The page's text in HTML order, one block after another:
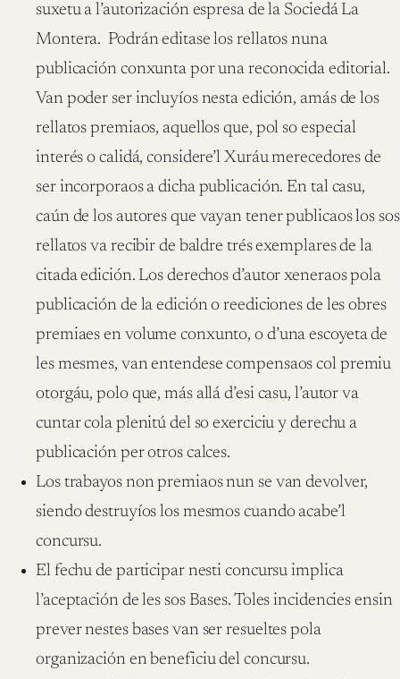
suxetu a l’autorización espresa de la Sociedá La
Montera. Podrán editase los rellatos nuna
publicación conxunta por una reconocida editorial.
Van poder ser incluyíos nesta edición, amás de los
rellatos premiaos, aquellos que, pol so especial
interés o calidá, considere’l Xuráu merecedores de
ser incorporaos a dicha publicación. En tal casu,
caún de los autores que vayan tener publicaos los sos
rellatos va recibir de baldre trés exemplares de la
citada edición. Los derechos d’autor xeneraos pola
publicación de la edición o reediciones de les obres
premiaes en volume conxunto, o d’una escoyeta de
les mesmes, van entendese compensaos col premiu
otorgáu, polo que, más allá d’esi casu, l’autor va
cuntar cola plenitú del so exerciciu y derechu a
publicación per otros calces.
Los trabayos non premiaos nun se van devolver,
siendo destruyíos los mesmos cuando acabe’l
concursu.
El fechu de participar nesti concursu implica
l’aceptación de les sos Bases. Toles incidencies ensin
prever nestes bases van ser resueltes pola
organización en beneficiu del concursu.